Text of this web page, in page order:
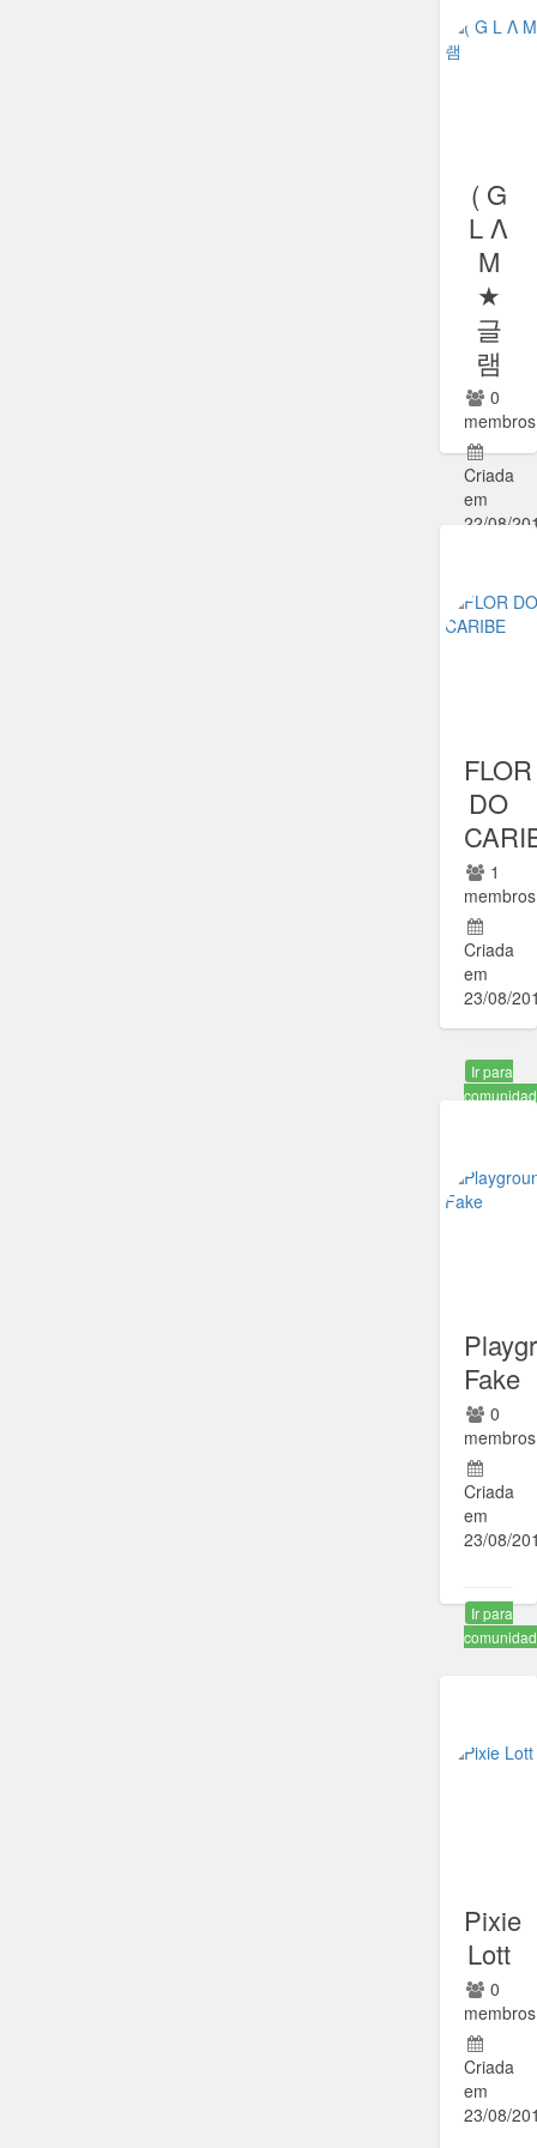
( G
L Λ
M
★
글
램
0
membros
Criada
em
22/08/
Ir para
FLOR
DO
1
membros
Criada
em
23/08/
Ir para
Fake
0
membros
Criada
em
23/08/
Ir para
Pixie
Lott
0
membros
Criada
em
23/08/